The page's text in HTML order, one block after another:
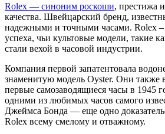
Rolex — синоним роскоши, престижа
качества. Швейцарский бренд,
надежными и точными часами. Rolex –
успеха, чьи культовые модели, такие
стали вехой в часовой индустрии.
Компания первой запатентовала
знаменитую модель Oyster. Они также
первые самозаводящиеся часы в 1945
одними из любимых часов самого
Джеймса Бонда — еще одно
Rolex всему смелому и отважному.